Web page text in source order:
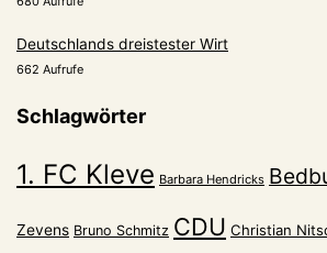
Deutschlands dreistester Wirt
662 Aufrufe
Schlagwörter
1. FC Kleve Barbara Hendricks
Zevens Bruno Schmitz CDU Christian